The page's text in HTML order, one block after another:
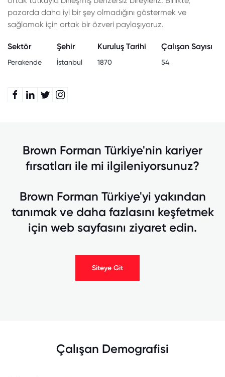
pazarda daha iyi bir şey olmadığını göstermek ve
sağlamak için ortak bir özveri paylaşıyoruz.
Sektör
Perakende
Şehir
İstanbul
Kuruluş Tarihi
1870
Çalışan Sayısı
54
Brown Forman Türkiye'nin kariyer
fırsatları ile mi ilgileniyorsunuz?
Brown Forman Türkiye'yi yakından
tanımak ve daha fazlasını keşfetmek
için web sayfasını ziyaret edin.
Siteye Git
Çalışan Demografisi